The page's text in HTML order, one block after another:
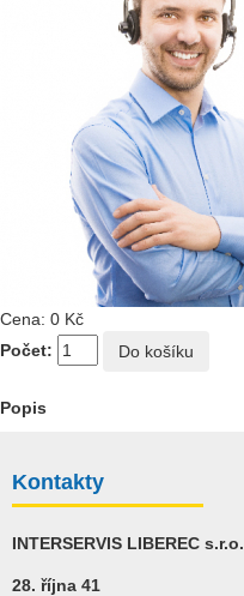
Cena: 0 Kč
Počet:
Popis
Kontakty
INTERSERVIS LIBEREC s.r.o.
28. října 41